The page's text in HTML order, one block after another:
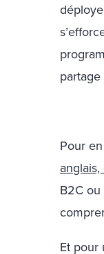
Pour
B2C
Et pour